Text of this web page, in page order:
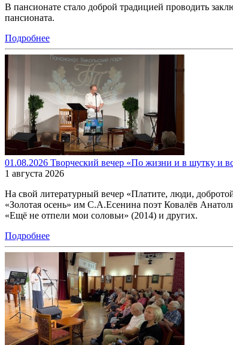
В пансионате стало доброй традицией проводить
пансионата.
Подробнее
01.08.2026 Творческий вечер «По жизни и в шутку и
1 августа 2026
На свой литературный вечер «Платите, люди,
«Золотая осень» им С.А.Есенина поэт Ковалёв
«Ещё не отпели мои соловьи» (2014) и других.
Подробнее